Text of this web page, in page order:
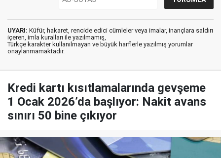
UYARI: Küfür, hakaret, rencide edici cümleler veya imalar, inançlara saldırı
içeren, imla kuralları ile yazılmamış,
Türkçe karakter kullanılmayan ve büyük harflerle yazılmış yorumlar
onaylanmamaktadır.
Kredi kartı kısıtlamalarında gevşeme
1 Ocak 2026’da başlıyor: Nakit avans
sınırı 50 bine çıkıyor